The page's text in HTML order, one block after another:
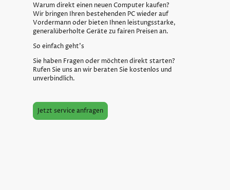
Warum direkt einen neuen Computer kaufen?
Wir bringen Ihren bestehenden PC wieder auf
Vordermann oder bieten Ihnen leistungsstarke,
generalüberholte Geräte zu fairen Preisen an.
So einfach geht’s
Sie haben Fragen oder möchten direkt starten?
Rufen Sie uns an wir beraten Sie kostenlos und
unverbindlich.
Jetzt service anfragen